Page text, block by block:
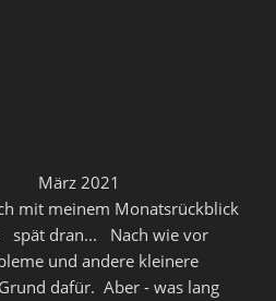
März 2021
mit meinem Monatsrückblick
dran... Nach wie vor
und andere kleinere
dafür. Aber - was lang